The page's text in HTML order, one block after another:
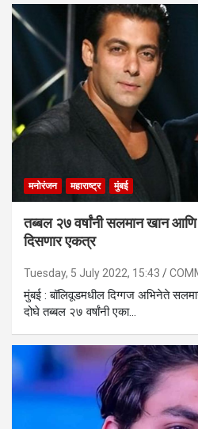
मनोरंजन महाराष्ट्र मुंबई
तब्बल २७ वर्षांनी सलमान खान
दिसणार एकत्र
Tuesday, 5 July 2022, 15:43
मुंबई : बॉलिवूडमधील दिग्गज अभिनेते
दोघे तब्बल २७ वर्षांनी एका…